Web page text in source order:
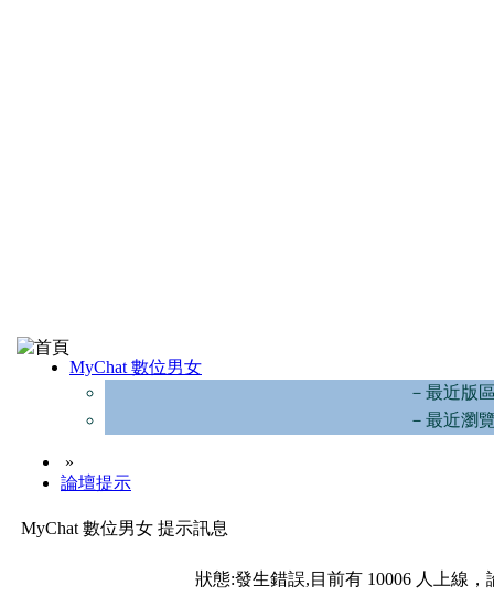
MyChat 數位男女
－最近版
－最近瀏
»
論壇提示
MyChat 數位男女 提示訊息
狀態:發生錯誤,目前有 10006 人上線